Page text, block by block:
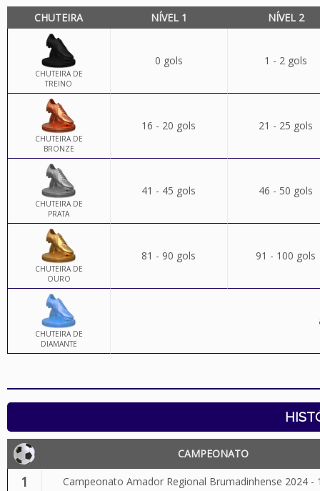
CHUTEIRA NÍVEL 1 NÍVEL 2
CHUTEIRA DE
TREINO
0 gols 1 - 2 gols
CHUTEIRA DE
BRONZE
16 - 20 gols 21 - 25 gols
CHUTEIRA DE
PRATA
41 - 45 gols 46 - 50 gols
CHUTEIRA DE
OURO
81 - 90 gols 91 - 100 gols
CHUTEIRA DE
DIAMANTE
CAMPEONATO
1 Campeonato Amador Regional Brumadinhense 2024 -